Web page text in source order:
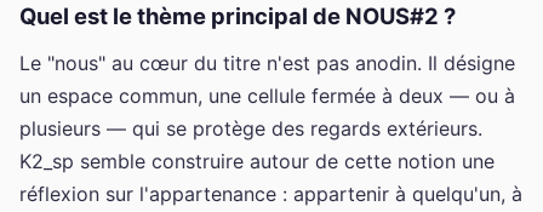
Quel est le thème principal de NOUS#2 ?
Le "nous" au cœur du titre n'est pas anodin. Il désigne
un espace commun, une cellule fermée à deux — ou à
plusieurs — qui se protège des regards extérieurs.
K2_sp semble construire autour de cette notion une
réflexion sur l'appartenance : appartenir à quelqu'un, à